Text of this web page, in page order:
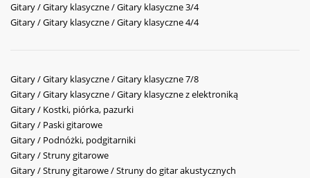
Gitary / Gitary klasyczne / Gitary klasyczne 3/4
Gitary / Gitary klasyczne / Gitary klasyczne 4/4
Gitary / Gitary klasyczne / Gitary klasyczne 7/8
Gitary / Gitary klasyczne / Gitary klasyczne z elektroniką
Gitary / Kostki, piórka, pazurki
Gitary / Paski gitarowe
Gitary / Podnóżki, podgitarniki
Gitary / Struny gitarowe
Gitary / Struny gitarowe / Struny do gitar akustycznych